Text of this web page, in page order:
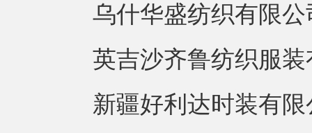
乌什华盛纺织有限公
英吉沙齐鲁纺织服装
新疆好利达时装有限